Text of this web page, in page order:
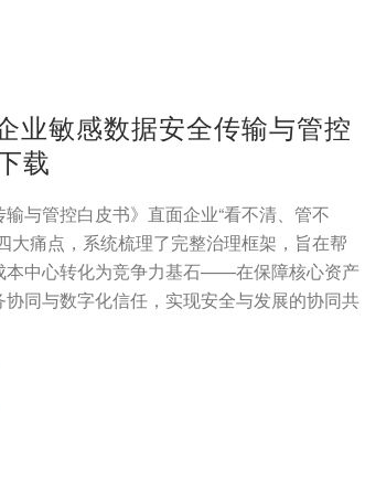
业敏感数据安全传输与管控
载
输与管控白皮书》直面企业“看不清、管不
大痛点，系统梳理了完整治理框架，旨在帮
本中心转化为竞争力基石——在保障核心资产
同与数字化信任，实现安全与发展的协同共